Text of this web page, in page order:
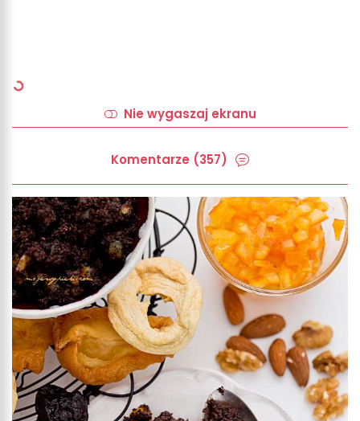
Nie wygaszaj ekranu
Komentarze (357)